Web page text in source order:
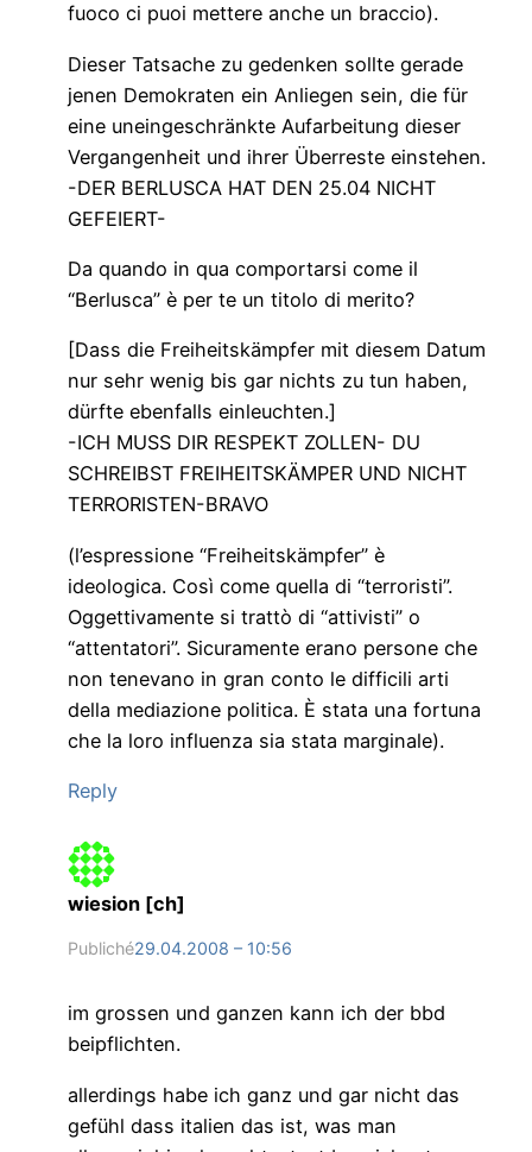
fuoco ci puoi mettere anche un braccio).
Dieser Tatsache zu gedenken sollte gerade
jenen Demokraten ein Anliegen sein, die für
eine uneingeschränkte Aufarbeitung dieser
Vergangenheit und ihrer Überreste einstehen.
-DER BERLUSCA HAT DEN 25.04 NICHT
GEFEIERT-
Da quando in qua comportarsi come il
“Berlusca” è per te un titolo di merito?
[Dass die Freiheitskämpfer mit diesem Datum
nur sehr wenig bis gar nichts zu tun haben,
dürfte ebenfalls einleuchten.]
-ICH MUSS DIR RESPEKT ZOLLEN- DU
SCHREIBST FREIHEITSKÄMPER UND NICHT
TERRORISTEN-BRAVO
(l’espressione “Freiheitskämpfer” è
ideologica. Così come quella di “terroristi”.
Oggettivamente si trattò di “attivisti” o
“attentatori”. Sicuramente erano persone che
non tenevano in gran conto le difficili arti
della mediazione politica. È stata una fortuna
che la loro influenza sia stata marginale).
Reply
wiesion [ch]
Publiché29.04.2008 – 10:56
im grossen und ganzen kann ich der bbd
beipflichten.
allerdings habe ich ganz und gar nicht das
gefühl dass italien das ist, was man